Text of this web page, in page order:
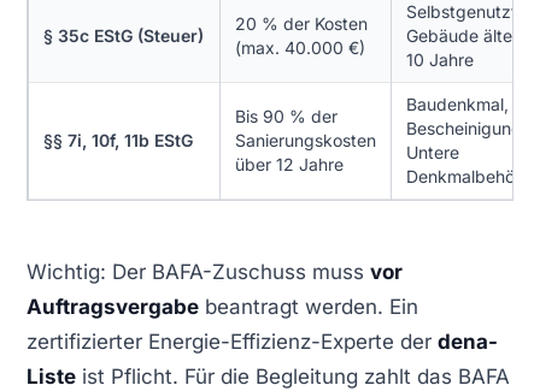
§ 35c EStG (Steuer)
20 % der Kosten
(max. 40.000 €)
Selbstgenutzt,
Gebäude älter
10 Jahre
§§ 7i, 10f, 11b EStG
Bis 90 % der
Sanierungskosten
über 12 Jahre
Baudenkmal,
Bescheinigung
Untere
Denkmalbehörde
Wichtig: Der BAFA-Zuschuss muss vor
Auftragsvergabe beantragt werden. Ein
zertifizierter Energie-Effizienz-Experte der dena-
Liste ist Pflicht. Für die Begleitung zahlt das BAFA